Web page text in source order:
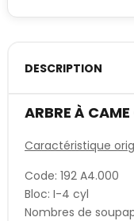
DESCRIPTION
ARBRE À
Caractéristique
Code: 192 A4.000
Bloc: I-4 cyl
Nombres de